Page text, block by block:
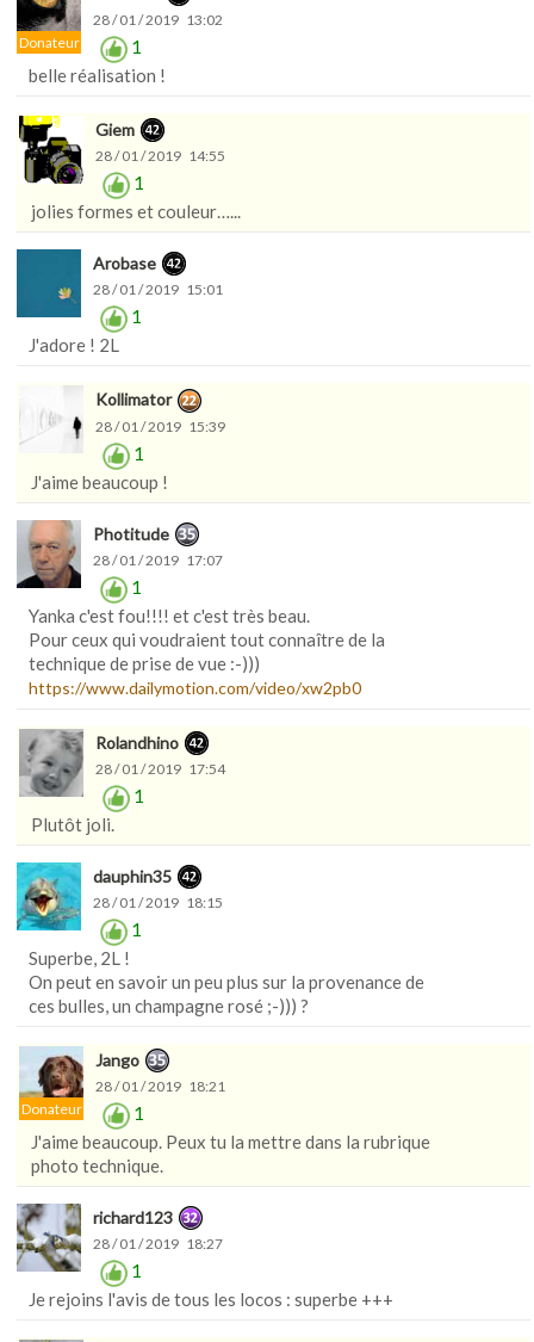
Donateur
28 / 01 / 2019 13:02
1
belle réalisation !
Giem
28 / 01 / 2019 14:55
1
jolies formes et couleur…...
Arobase
28 / 01 / 2019 15:01
1
J'adore ! 2L
Kollimator
28 / 01 / 2019 15:39
1
J'aime beaucoup !
Photitude
28 / 01 / 2019 17:07
1
Yanka c'est fou!!!! et c'est très beau.
Pour ceux qui voudraient tout connaître de la
technique de prise de vue :-)))
https://www.dailymotion.com/video/xw2pb0
Rolandhino
28 / 01 / 2019 17:54
1
Plutôt joli.
dauphin35
28 / 01 / 2019 18:15
1
Superbe, 2L !
On peut en savoir un peu plus sur la provenance de
ces bulles, un champagne rosé ;-))) ?
Donateur
Jango
28 / 01 / 2019 18:21
1
J'aime beaucoup. Peux tu la mettre dans la rubrique
photo technique.
richard123
28 / 01 / 2019 18:27
1
Je rejoins l'avis de tous les locos : superbe +++